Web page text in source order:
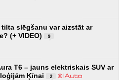
tilta slēgšanu var aizstāt ar
(+ VIDEO)
9
T6 – jauns elektriskais SUV ar
Ķīnai
2